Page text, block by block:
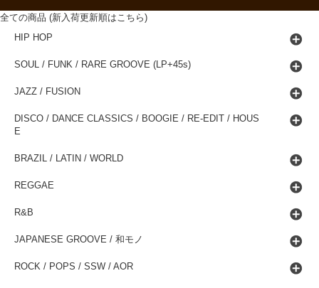
全ての商品 (新入荷更新順はこちら)
HIP HOP
SOUL / FUNK / RARE GROOVE (LP+45s)
JAZZ / FUSION
DISCO / DANCE CLASSICS / BOOGIE / RE-EDIT / HOUS
E
BRAZIL / LATIN / WORLD
REGGAE
R&B
JAPANESE GROOVE / 和モノ
ROCK / POPS / SSW / AOR